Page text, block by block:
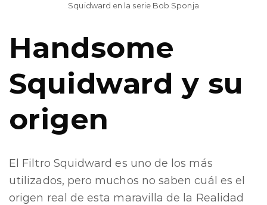
Squidward en la serie Bob Sponja
Handsome
Squidward y su
origen
El Filtro Squidward es uno de los más
utilizados, pero muchos no saben cuál es el
origen real de esta maravilla de la Realidad